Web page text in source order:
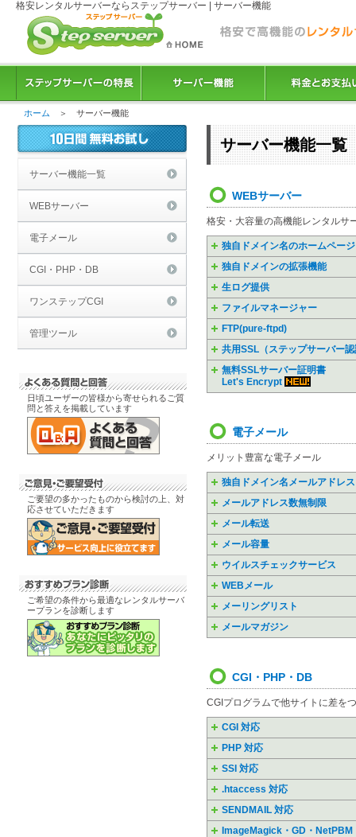
格安レンタルサーバーならステップサーバー | サーバー機能
ホーム ＞ サーバー機能
サーバー機能一覧
WEBサーバー
電子メール
CGI・PHP・DB
ワンステップCGI
管理ツール
日頃ユーザーの皆様から寄せられるご質
問と答えを掲載しています
ご要望の多かったものから検討の上、対
応させていただきます
ご希望の条件から最適なレンタルサーバ
ープランを診断します
サーバー機能一覧
WEBサーバー
格安・大容量の高機能レンタルサ
独自ドメイン名のホームページ
独自ドメインの拡張機能
生ログ提供
ファイルマネージャー
FTP(pure-ftpd)
共用SSL（ステップサーバー
無料SSLサーバー証明書
Let's Encrypt
電子メール
メリット豊富な電子メール
独自ドメイン名メールアドレス
メールアドレス数無制限
メール転送
メール容量
ウイルスチェックサービス
WEBメール
メーリングリスト
メールマガジン
CGI・PHP・DB
CGIプログラムで他サイトに差を
CGI 対応
PHP 対応
SSI 対応
.htaccess 対応
SENDMAIL 対応
ImageMagick・GD・NetPBM